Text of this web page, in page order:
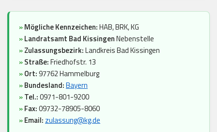
»Mögliche Kennzeichen:HAB, BRK, KG
»Landratsamt Bad KissingenNebenstelle
»Zulassungsbezirk:Landkreis Bad Kissingen
»Straße:Friedhofstr. 13
»Ort:97762 Hammelburg
»Bundesland:Bayern
»Tel.:0971-801-9200
»Fax:09732-78905-8060
»Email: zulassung@kg.de